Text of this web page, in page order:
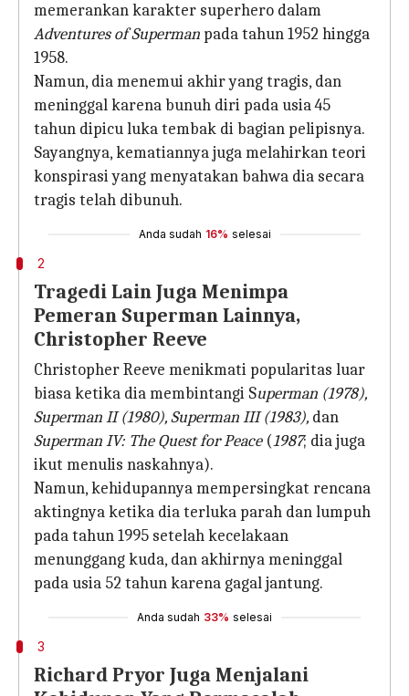
memerankan karakter superhero dalam
Adventures of Superman pada tahun 1952 hingga
1958.
Namun, dia menemui akhir yang tragis, dan
meninggal karena bunuh diri pada usia 45
tahun dipicu luka tembak di bagian pelipisnya.
Sayangnya, kematiannya juga melahirkan teori
konspirasi yang menyatakan bahwa dia secara
tragis telah dibunuh.
Anda sudah 16% selesai
2
Tragedi Lain Juga Menimpa
Pemeran Superman Lainnya,
Christopher Reeve
Christopher Reeve menikmati popularitas luar
biasa ketika dia membintangi Superman (1978),
Superman II (1980), Superman III (1983), dan
Superman IV: The Quest for Peace (1987; dia juga
ikut menulis naskahnya).
Namun, kehidupannya mempersingkat rencana
aktingnya ketika dia terluka parah dan lumpuh
pada tahun 1995 setelah kecelakaan
menunggang kuda, dan akhirnya meninggal
pada usia 52 tahun karena gagal jantung.
Anda sudah 33% selesai
3
Richard Pryor Juga Menjalani